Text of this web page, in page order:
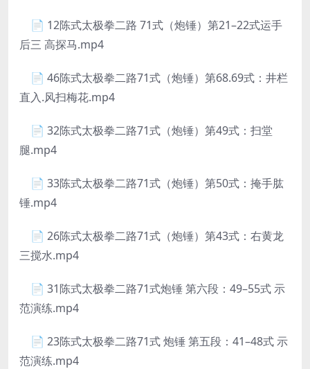
📄 12陈式太极拳二路 71式（炮锤）第21–22式运手
后三 高探马.mp4
📄 46陈式太极拳二路71式（炮锤）第68.69式：井栏
直入.风扫梅花.mp4
📄 32陈式太极拳二路71式（炮锤）第49式：扫堂
腿.mp4
📄 33陈式太极拳二路71式（炮锤）第50式：掩手肱
锤.mp4
📄 26陈式太极拳二路71式（炮锤）第43式：右黄龙
三搅水.mp4
📄 31陈式太极拳二路71式炮锤 第六段：49–55式 示
范演练.mp4
📄 23陈式太极拳二路71式 炮锤 第五段：41–48式 示
范演练.mp4